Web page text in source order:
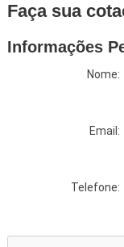
Faça sua
Informações
Nome:
Email:
Telefone: